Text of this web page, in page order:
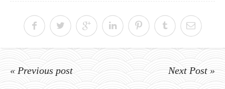
« Previous post Next Post »